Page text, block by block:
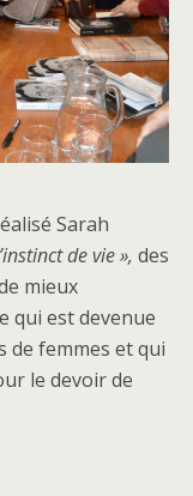
Sarah
de vie », des
mieux
qui est devenue
de femmes et qui
le devoir de